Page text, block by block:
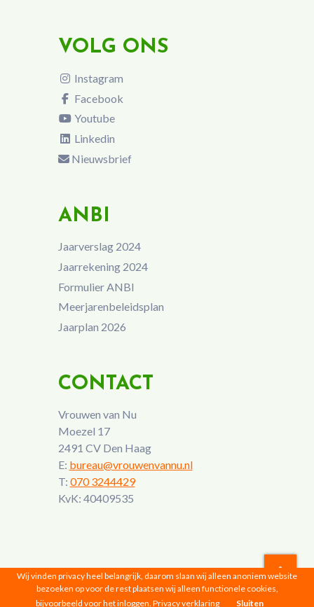
VOLG ONS
Instagram
Facebook
Youtube
Linkedin
Nieuwsbrief
ANBI
Jaarverslag 2024
Jaarrekening 2024
Formulier ANBI
Meerjarenbeleidsplan
Jaarplan 2026
CONTACT
Vrouwen van Nu
Moezel 17
2491 CV Den Haag
E: bureau@vrouwenvannu.nl
T: 070 3244429
KvK: 40409535
Vrouwen van Nu © 2026 |Privacyverklaring
Wij vinden privacy heel belangrijk, daarom slaan wij alleen anoniem website
bezoeken op voor de rest plaatsen wij alleen functionele cookies,
bijvoorbeeld voor het inloggen. Privacy verklaring Sluiten